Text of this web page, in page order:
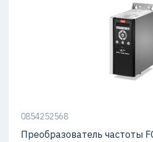
0854252568
Преобразователь частоты